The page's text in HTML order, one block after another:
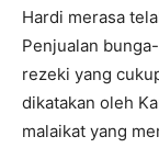
Hardi merasa
Penjualan
rezeki yang
dikatakan oleh
malaikat yang